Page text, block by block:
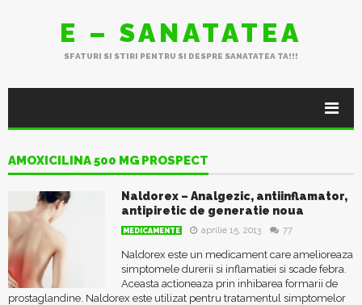
E – SANATATEA
SFATURI SI STIRI PENTRU SI DESPRE SANATATEA TA!!!
AMOXICILINA 500 MG PROSPECT
Naldorex – Analgezic, antiinflamator,
antipiretic de generatie noua
MEDICAMENTE aprilie 15, 2013 77
Naldorex este un medicament care amelioreaza
simptomele durerii si inflamatiei si scade febra.
Aceasta actioneaza prin inhibarea formarii de
prostaglandine. Naldorex este utilizat pentru tratamentul simptomelor